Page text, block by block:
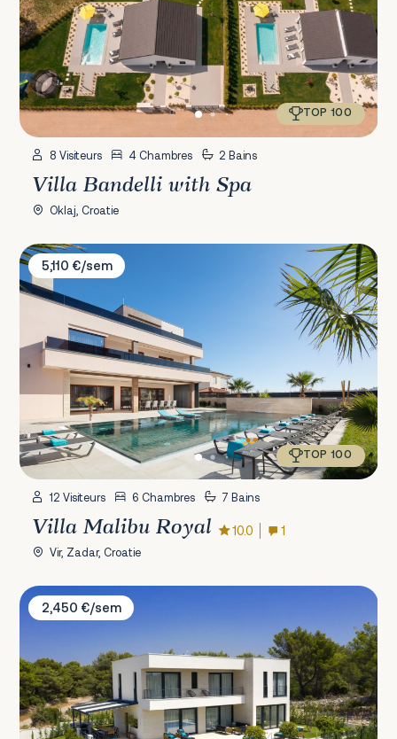
TOP 100
8 Visiteurs 4 Chambres 2 Bains
Villa Bandelli with Spa
Oklaj, Croatie
Villa Malibu Royal
5,110 €/sem
TOP 100
12 Visiteurs 6 Chambres 7 Bains
Villa Malibu Royal 10.0 1
Vir, Zadar, Croatie
Villa Spuga
2,450 €/sem